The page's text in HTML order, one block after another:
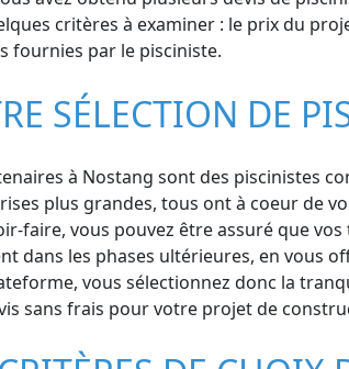
critères à examiner : le prix du
fournies par le pisciniste.
SÉLECTION DE
à Nostang sont des piscinistes
plus grandes, tous ont à coeur de
faire, vous pouvez être assuré que
dans les phases ultérieures, en vous
vous sélectionnez donc la
sans frais pour votre projet de